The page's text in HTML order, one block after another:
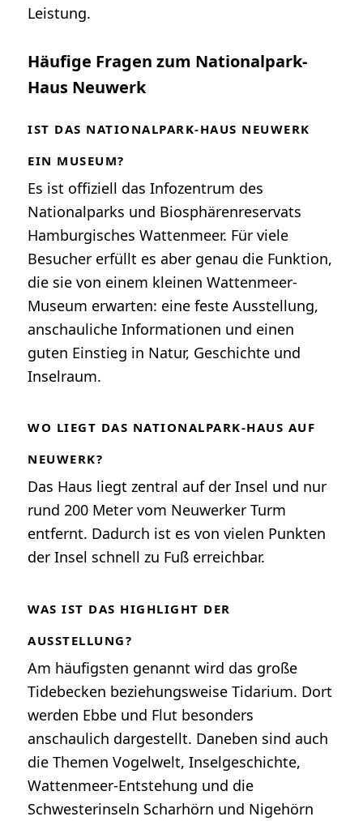
Leistung.
Häufige Fragen zum Nationalpark-
Haus Neuwerk
IST DAS NATIONALPARK-HAUS NEUWERK
EIN MUSEUM?
Es ist offiziell das Infozentrum des
Nationalparks und Biosphärenreservats
Hamburgisches Wattenmeer. Für viele
Besucher erfüllt es aber genau die Funktion,
die sie von einem kleinen Wattenmeer-
Museum erwarten: eine feste Ausstellung,
anschauliche Informationen und einen
guten Einstieg in Natur, Geschichte und
Inselraum.
WO LIEGT DAS NATIONALPARK-HAUS AUF
NEUWERK?
Das Haus liegt zentral auf der Insel und nur
rund 200 Meter vom Neuwerker Turm
entfernt. Dadurch ist es von vielen Punkten
der Insel schnell zu Fuß erreichbar.
WAS IST DAS HIGHLIGHT DER
AUSSTELLUNG?
Am häufigsten genannt wird das große
Tidebecken beziehungsweise Tidarium. Dort
werden Ebbe und Flut besonders
anschaulich dargestellt. Daneben sind auch
die Themen Vogelwelt, Inselgeschichte,
Wattenmeer-Entstehung und die
Schwesterinseln Scharhörn und Nigehörn